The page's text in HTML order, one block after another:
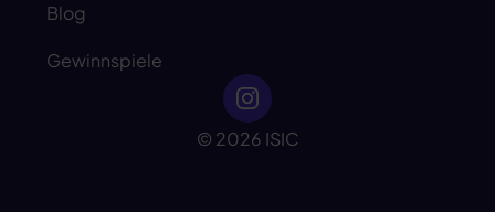
Blog
Gewinnspiele
© 2026 ISIC